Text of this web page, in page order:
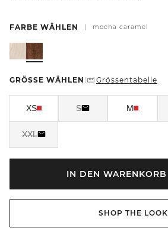
FARBE WÄHLEN mocha caramel
GRÖSSE WÄHLEN Grössentabelle
XS S M
XXL
IN DEN WARENKORB
SHOP THE LOOK